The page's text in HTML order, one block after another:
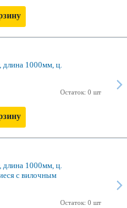
длина 1000мм, ц.
Остаток: 0 шт
длина 1000мм, ц.
с вилочным
Остаток: 0 шт